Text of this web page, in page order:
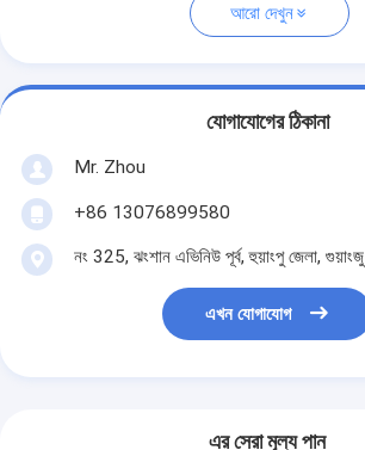
আরো দেখুন
যোগাযোগের ঠিকানা
Mr. Zhou
+86 13076899580
নং 325, ঝংশান এভিনিউ পূর্ব, হুয়াংপু জেলা, গুয়াংজু
এখন যোগাযোগ
এর সেরা মূল্য পান